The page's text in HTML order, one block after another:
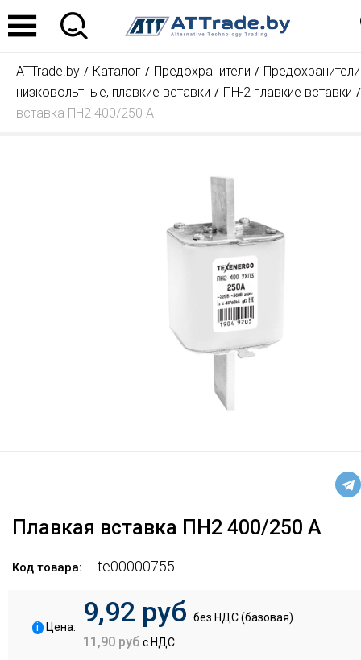
ATTrade.by Каталог Предохранители
Предохранители
низковольтные, плавкие вставки
ПН-2 плавкие вставки
вставка ПН2 400/250 А
Плавкая вставка ПН2 400/250 А
Код товара: te00000755
i Цена: 9,92 руб без НДС (базовая)
11,90 руб с НДС